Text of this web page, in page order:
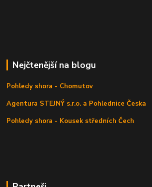
Nejčtenější na blogu
Pohledy shora - Chomutov
Agentura STEJNÝ s.r.o. a Pohlednice Česka
Pohledy shora - Kousek středních Čech